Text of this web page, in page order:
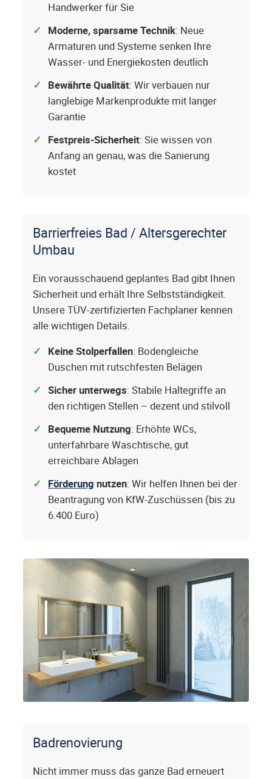
Handwerker für Sie
Moderne, sparsame Technik: Neue
Armaturen und Systeme senken Ihre
Wasser- und Energiekosten deutlich
Bewährte Qualität: Wir verbauen nur
langlebige Markenprodukte mit langer
Garantie
Festpreis-Sicherheit: Sie wissen von
Anfang an genau, was die Sanierung
kostet
Barrierfreies Bad / Altersgerechter
Umbau
Ein vorausschauend geplantes Bad gibt Ihnen
Sicherheit und erhält Ihre Selbstständigkeit.
Unsere TÜV-zertifizierten Fachplaner kennen
alle wichtigen Details.
Keine Stolperfallen: Bodengleiche
Duschen mit rutschfesten Belägen
Sicher unterwegs: Stabile Haltegriffe an
den richtigen Stellen – dezent und stilvoll
Bequeme Nutzung: Erhöhte WCs,
unterfahrbare Waschtische, gut
erreichbare Ablagen
Förderung nutzen: Wir helfen Ihnen bei der
Beantragung von KfW-Zuschüssen (bis zu
6.400 Euro)
Badrenovierung
Nicht immer muss das ganze Bad erneuert